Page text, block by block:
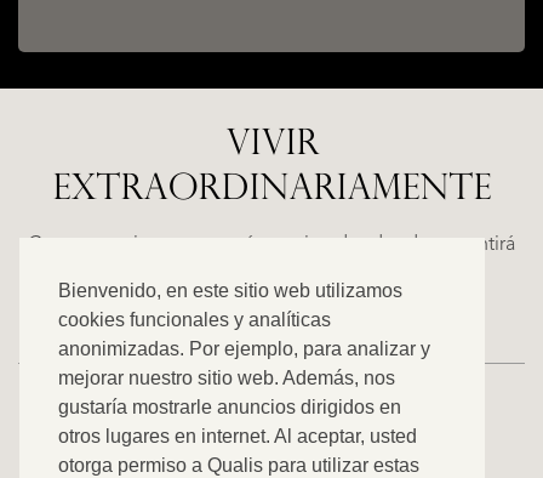
Bienvenido, en este sitio web utilizamos
cookies funcionales y analíticas
anonimizadas. Por ejemplo, para analizar y
mejorar nuestro sitio web. Además, nos
gustaría mostrarle anuncios dirigidos en
otros lugares en internet. Al aceptar, usted
otorga permiso a Qualis para utilizar estas
VIVIR
EXTRAORDINARIAMENTE
Casas espaciosas con carácter, situadas donde se sentirá
como en casa. Descubra nuestra oferta exclusiva.
NUEVO
ESTEPONA
NACARE
2.500.000
VER TODOS NUESTROS ANUNCIOS